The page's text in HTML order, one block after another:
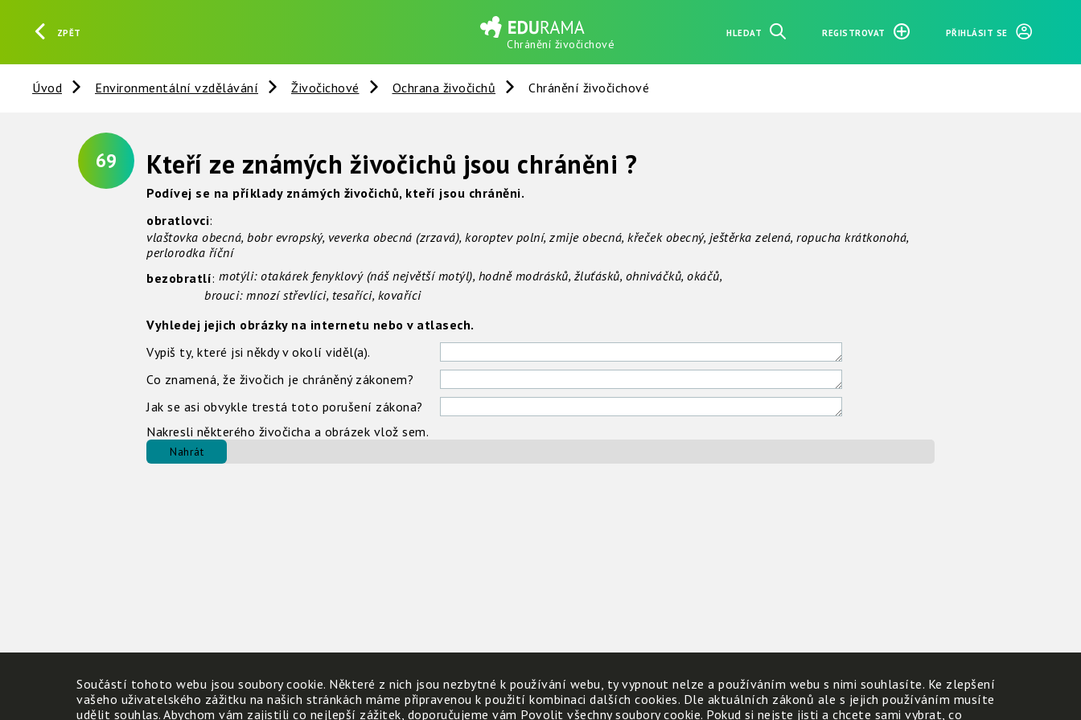
ZPĚT
Chránění živočichové
HLEDAT REGISTROVAT PŘIHLÁSIT SE
Úvod Environmentální vzdělávání Živočichové Ochrana živočichů Chránění živočichové
69 Kteří ze známých živočichů jsou chráněni ?
Podívej se na příklady známých živočichů, kteří jsou chráněni.
obratlovci:
vlaštovka obecná, bobr evropský, veverka obecná (zrzavá), koroptev polní, zmije obecná, křeček obecný, ještěrka zelená, ropucha krátkonohá,
perlorodka říční
bezobratlí: motýli: otakárek fenyklový (náš největší motýl), hodně modrásků, žluťásků, ohniváčků, okáčů,
brouci: mnozí střevlíci, tesaříci, kovaříci
Vyhledej jejich obrázky na internetu nebo v atlasech.
Vypiš ty, které jsi někdy v okolí viděl(a).
Co znamená, že živočich je chráněný zákonem?
Jak se asi obvykle trestá toto porušení zákona?
Nakresli některého živočicha a obrázek vlož sem.
Nahrát
Součástí tohoto webu jsou soubory cookie. Některé z nich jsou nezbytné k používání webu, ty vypnout nelze a používáním webu s nimi souhlasíte. Ke zlepšení
vašeho uživatelského zážitku na našich stránkách máme připravenou k použití kombinaci dalších cookies. Dle aktuálních zákonů ale s jejich používáním musíte
udělit souhlas. Abychom vám zajistili co nejlepší zážitek, doporučujeme vám Povolit všechny soubory cookie. Pokud si nejste jisti a chcete sami vybrat, co